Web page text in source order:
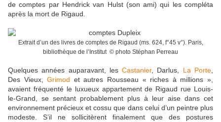
de comptes par Hendrick van Hulst (son ami) qui les compléta
après la mort de Rigaud.
Extrait d’un des livres de comptes de Rigaud (ms. 624, f°45 v°). Paris,
bibliothèque de l’Institut © photo Stéphan Perreau
Quelques années auparavant, lesCastanier, Darlus, La Porte
Des Vieux,Grimod et autres Rousseau « riches à millions »,
avaient fréquenté le luxueux appartement de Rigaud rue Louis-
le-Grand, se sentant probablement plus à leur aise dans cet
environnement précieux et cossu que dans celui d’un peintre plus
modeste. S’il ne sollicitèrent finalement que des postures